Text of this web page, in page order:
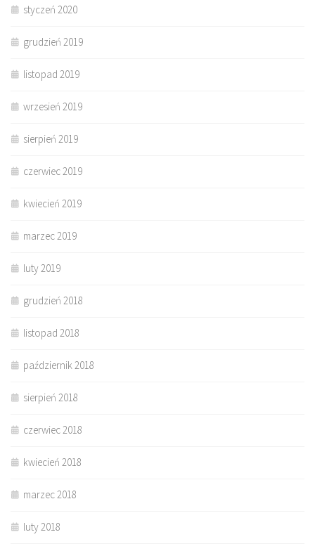
styczeń 2020
grudzień 2019
listopad 2019
wrzesień 2019
sierpień 2019
czerwiec 2019
kwiecień 2019
marzec 2019
luty 2019
grudzień 2018
listopad 2018
październik 2018
sierpień 2018
czerwiec 2018
kwiecień 2018
marzec 2018
luty 2018